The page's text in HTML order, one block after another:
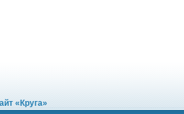
«Круга»